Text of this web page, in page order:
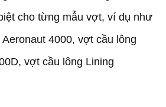
cho từng mẫu vợt, ví dụ như
4000, vợt cầu lông
vợt cầu lông Lining